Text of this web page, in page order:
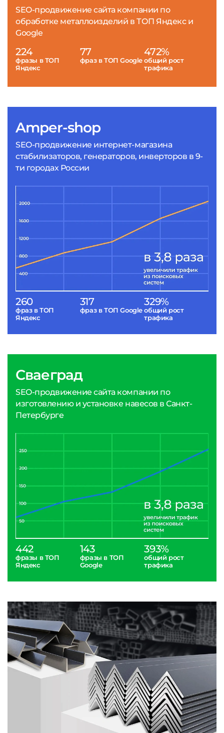
Amper-shop
SEO-продвижение интернет-магазина
стабилизаторов, генераторов, инверторов в 9-
ти городах России
260
фраз в ТОП
Яндекс
317
фраз в ТОП Google
329%
общий рост
трафика
SEO-продвижение сайта компании по
обработке металлоизделий в ТОП Яндекс и
Google
224
фразы в ТОП
Яндекс
77
фраз в ТОП Google
472%
общий рост
трафика
Сваеград
SEO-продвижение сайта компании по
изготовлению и установке навесов в Санкт-
Петербурге
442
фразы в ТОП
Яндекс
143
фразы в ТОП
Google
393%
общий рост
трафика